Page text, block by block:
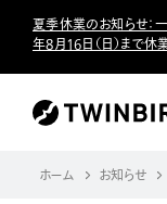
夏季休業のお知らせ：
年8月16日（日）まで休
ホーム お知らせ